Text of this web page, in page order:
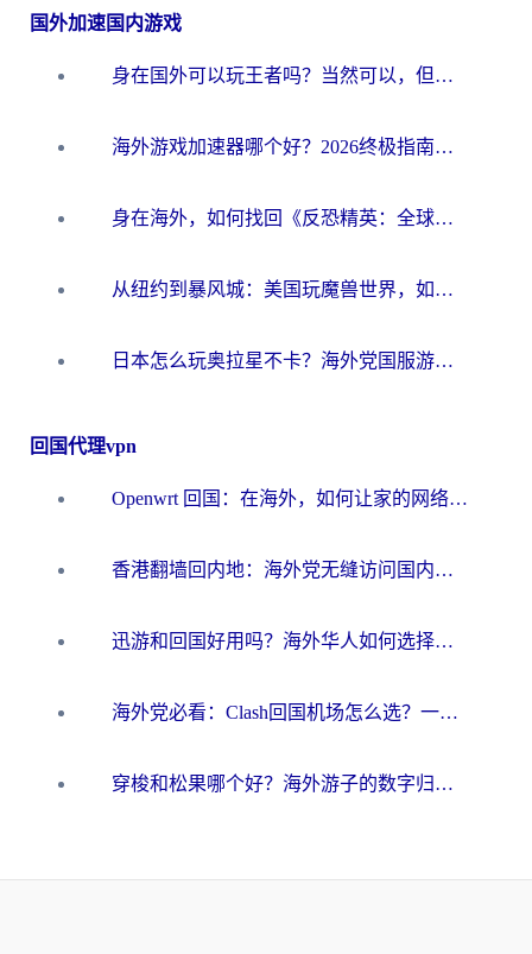
国外加速国内游戏
身在国外可以玩王者吗？当然可以，但你需要这份“加速”指南
海外游戏加速器哪个好？2026终极指南帮你畅玩国服+解决卡顿难题
身在海外，如何找回《反恐精英：全球攻势》国服的丝滑手感？一份给你的终极指南
从纽约到暴风城：美国玩魔兽世界，如何找到你的最佳网络航线
日本怎么玩奥拉星不卡？海外党国服游戏加速器选择全攻略
回国代理vpn
Openwrt 回国：在海外，如何让家的网络触手可及
香港翻墙回内地：海外党无缝访问国内资源的加速器选择全攻略
迅游和回国好用吗？海外华人如何选择靠谱的回国加速器
海外党必看：Clash回国机场怎么选？一篇搞定无缝访问国内资源的全攻略
穿梭和松果哪个好？海外游子的数字归乡路，到底该怎么选